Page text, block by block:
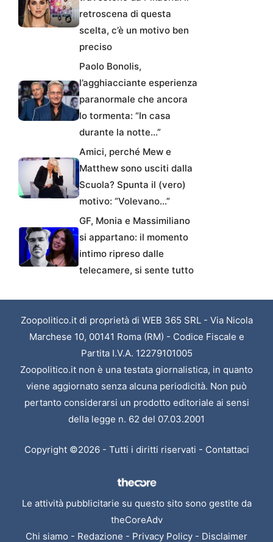
retroscena di questa
scelta, c’è un motivo ben
preciso
Paolo Bonolis,
l’agghiacciante esperienza
paranormale che ancora
lo tormenta: “In casa
durante la notte…”
Amici, perché Mew e
Matthew sono usciti dalla
Scuola? Spunta il (vero)
motivo: “Volevano…”
GF, Monia e Massimiliano
si appartano: il momento
intimo ripreso dalle
telecamere, si sente tutto
Zoopolitico.it di proprietà di WEB 365 SRL - Via Nicola
Marchese 10, 00141 Roma (RM) - Codice Fiscale e
Partita I.V.A. 12279101005
Zoopolitico.it non è una testata giornalistica, in quanto
viene aggiornato senza alcuna periodicità. Non può
pertanto considerarsi un prodotto editoriale ai sensi
della legge n. 62 del 07.03.2001
Copyright ©2026 - Tutti i diritti riservati - Contattaci
Le attività pubblicitarie su questo sito sono gestite da
theCoreAdv
Chi siamo - Redazione - Privacy Policy - Disclaimer